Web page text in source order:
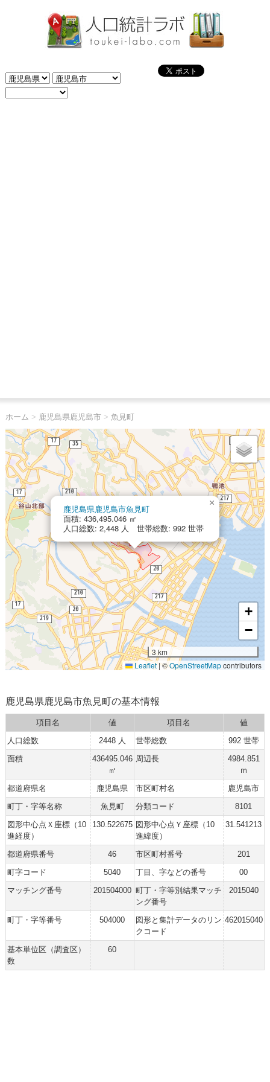
ホーム > 鹿児島県鹿児島市> 魚見町
鹿児島県鹿児島市魚見町
面積: 436,495.046 ㎡
人口総数: 2,448 人 世帯総数: 992 世帯
×
+
−
3 km
Leaflet | ©OpenStreetMapcontributors
鹿児島県鹿児島市魚見町の基本情報
項目名 値 項目名
値
人口総数
2448 人 世帯総数
992 世帯
面積
436495.046
㎡
周辺長
4984.851
ｍ
都道府県名
鹿児島県 市区町村名
鹿児島市
町丁・字等名称
魚見町 分類コード
8101
図形中心点Ｘ座標（10
進経度）
130.522675 図形中心点Ｙ座標（10
進緯度）
31.541213
都道府県番号 46 市区町村番号
201
町字コード
5040 丁目、字などの番号
00
マッチング番号
201504000 町丁・字等別結果マッチ
ング番号
2015040
町丁・字等番号 504000
図形と集計データのリン
クコード
462015040
基本単位区（調査区）
数
60